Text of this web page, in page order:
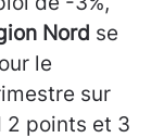
Nord se
le
sur
2 points et 3